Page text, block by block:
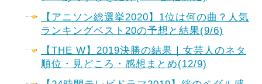
【アニソン総選挙2020】1位は何の曲？人気
ランキングベスト20の予想と結果(9/6)
【THE W】2019決勝の結果｜女芸人のネタ
順位・見どころ・感想まとめ(12/9)